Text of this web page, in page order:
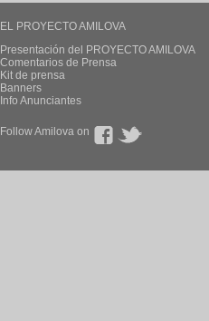
EL PROYECTO AMILOVA
Presentación del PROYECTO AMILOVA
Comentarios de Prensa
Kit de prensa
Banners
Info Anunciantes
Follow Amilova on